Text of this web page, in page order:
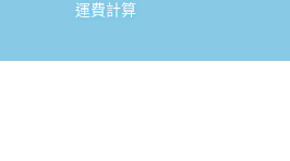
運費計算